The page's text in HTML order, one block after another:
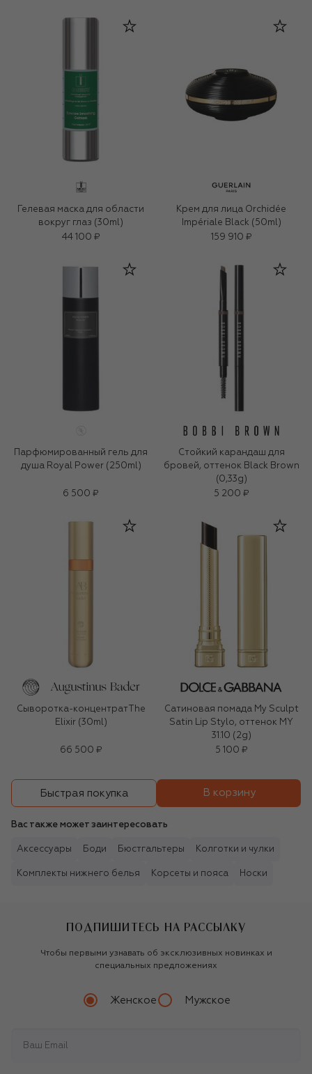
Гелевая маска для области
вокруг глаз (30ml)
44 100 ₽
Крем для лица Orchidée
Impériale Black (50ml)
159 910 ₽
Парфюмированный гель для
душа Royal Power (250ml)
6 500 ₽
Стойкий карандаш для
бровей, оттенок Black Brown
(0,33g)
5 200 ₽
Сыворотка-концентратThe
Elixir (30ml)
66 500 ₽
Сатиновая помада My Sculpt
Satin Lip Stylo, оттенок MY
31.10 (2g)
5 100 ₽
Быстрая покупка В корзину
Вас также может заинтересовать
Аксессуары Боди Бюстгальтеры Колготки и чулки
Комплекты нижнего белья Корсеты и пояса Носки
ПОДПИШИТЕСЬ НА РАССЫЛКУ
Чтобы первыми узнавать об эксклюзивных новинках и
специальных предложениях
Женское Мужское